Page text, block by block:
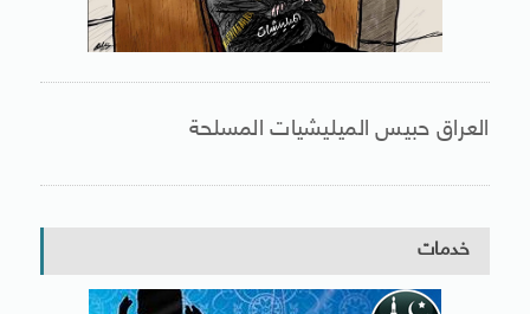
العراق حبيس الميليشيات المسلحة
خدمات